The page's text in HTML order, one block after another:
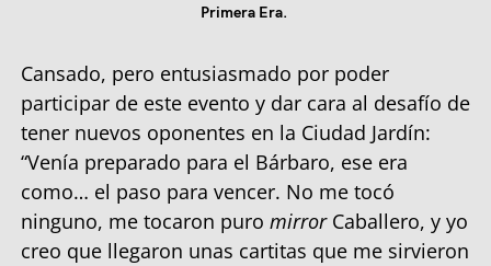
Primera Era.
Cansado, pero entusiasmado por poder
participar de este evento y dar cara al desafío de
tener nuevos oponentes en la Ciudad Jardín:
“Venía preparado para el Bárbaro, ese era
como… el paso para vencer. No me tocó
ninguno, me tocaron puro mirrorCaballero, y yo
creo que llegaron unas cartitas que me sirvieron